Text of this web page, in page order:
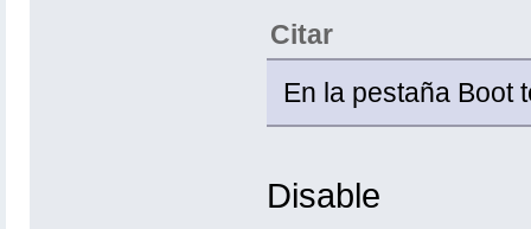
Citar
En la pestaña Boot
Disable